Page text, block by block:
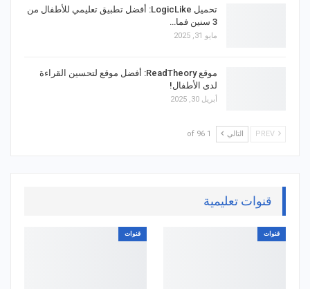
تحميل LogicLike: أفضل تطبيق تعليمي للأطفال من
3 سنين فما…
مايو 31, 2025
موقع ReadTheory: أفضل موقع لتحسين القراءة
لدى الأطفال!
أبريل 30, 2025
التالي 1 of 96
قنوات تعليمية
قنوات قنوات